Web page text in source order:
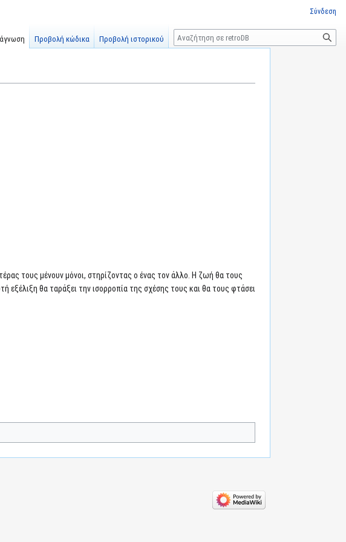
τους μένουν μόνοι, στηρίζοντας ο ένας τον άλλο. Η ζωή θα τους
θα ταράξει την ισορροπία της σχέσης τους και θα τους φτάσει
Σύνδεση
Προβολή κώδικα Προβολή ιστορικού
Αναζήτηση